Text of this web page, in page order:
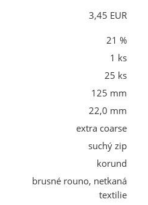
3,45 EUR
21 %
1 ks
25 ks
125 mm
22,0 mm
extra coarse
suchý zip
korund
brusné rouno, netkaná
textilie